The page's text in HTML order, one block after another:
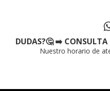
DUDAS?🤔 ➡️ CONSULTA
Nuestro horario de